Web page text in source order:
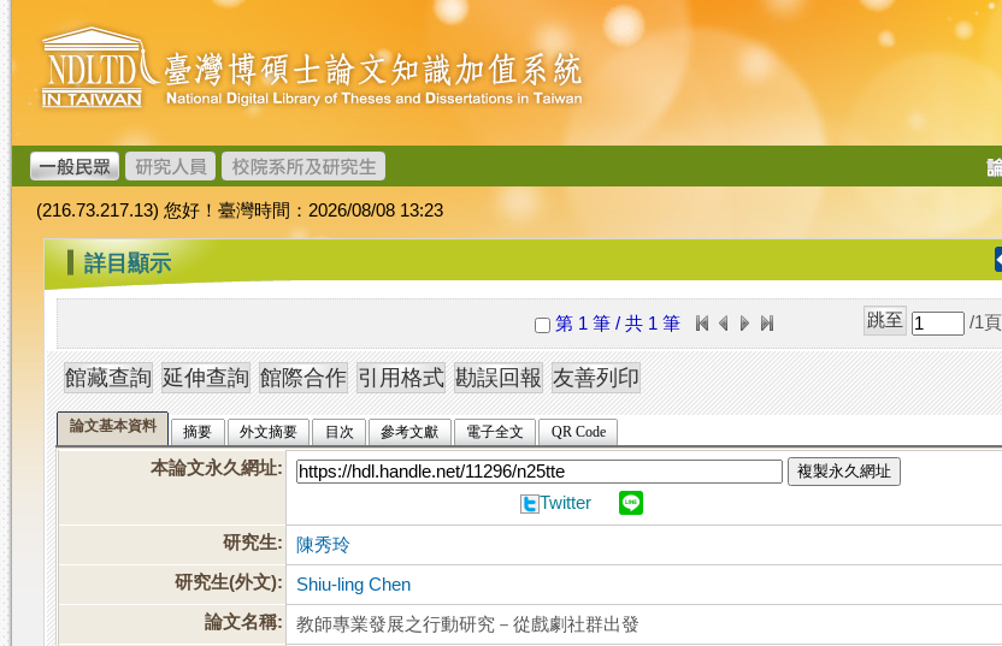
跳
到
主
要
內
容
臺
灣
博
碩
士
論
文
加
值
系
統
導
(216.73.217.13) 您好！臺灣時間：2026/08/08 13:23
::: 詳目顯示
第 1 筆 / 共 1 筆 /1 頁
論文基本資料 摘要 外文摘要 目次 參考文獻 電子全文 QR Code
本論文永久網址: 複製永久網址
Twitter
研究生:
陳秀玲
研究生(外文):
Shiu-ling Chen
論文名稱:
教師專業發展之行動研究－從戲劇社群出發